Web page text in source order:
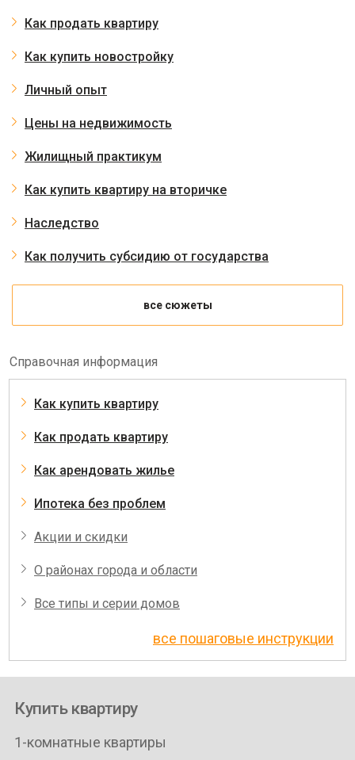
Как продать квартиру
Как купить новостройку
Личный опыт
Цены на недвижимость
Жилищный практикум
Как купить квартиру на вторичке
Наследство
Как получить субсидию от государства
все сюжеты
Справочная информация
Как купить квартиру
Как продать квартиру
Как арендовать жилье
Ипотека без проблем
Акции и скидки
О районах города и области
Все типы и серии домов
все пошаговые инструкции
Купить квартиру
1-комнатные квартиры